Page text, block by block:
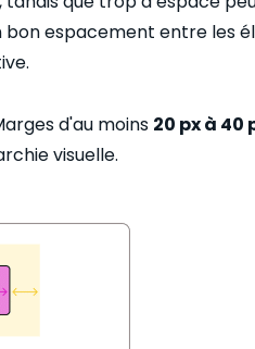
bon espacement entre les
d'au moins 20 px à 40
visuelle.